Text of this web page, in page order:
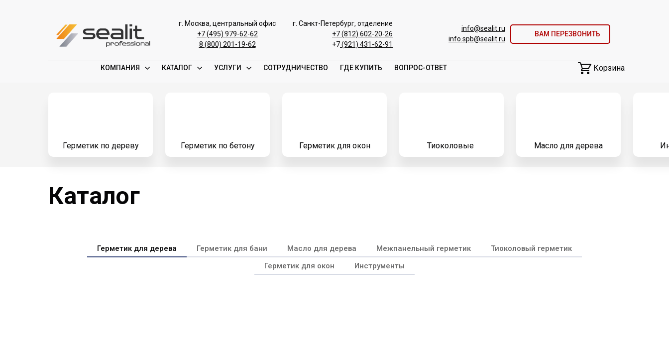
г. Москва, центральный офис
+7 (495) 979-62-62
8 (800) 201-19-62
г. Санкт-Петербург, отделение
+7 (812) 602-20-26
+7(921) 431-62-91
info@sealit.ru
info.spb@sealit.ru
ВАМ ПЕРЕЗВОНИТЬ
КОМПАНИЯ КАТАЛОГ УСЛУГИ СОТРУДНИЧЕСТВО ГДЕ КУПИТЬ ВОПРОС-ОТВЕТ Корзина
Герметик по дереву Герметик по бетону Герметик для окон Тиоколовые Масло для дерева
Каталог
Герметик для дерева Герметик для бани Масло для дерева Межпанельный герметик
Тиоколовый герметик
Герметик для окон
Инструменты